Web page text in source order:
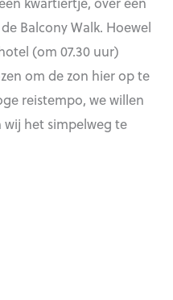
Balcony Walk. Hoewel
(om 07.30 uur)
om de zon hier op te
reistempo, we willen
wij het simpelweg te